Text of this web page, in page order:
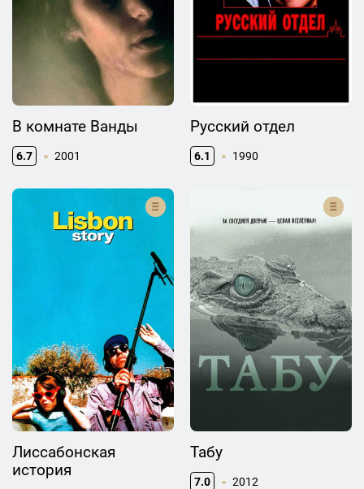
В комнате Ванды
6.7 2001
Русский отдел
6.1 1990
Лиссабонская
история
Табу
7.0 2012